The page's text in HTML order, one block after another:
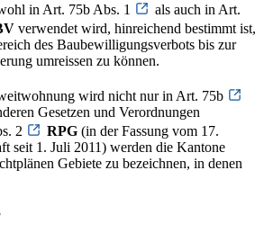
in Art. 75b Abs. 1
als auch in Art.
verwendet wird, hinreichend bestimmt ist,
des Baubewilligungsverbots bis zur
umreissen zu können.
wird nicht nur in Art. 75b
Gesetzen und Verordnungen
2
RPG (in der Fassung vom 17.
seit 1. Juli 2011) werden die Kantone
Gebiete zu bezeichnen, in denen